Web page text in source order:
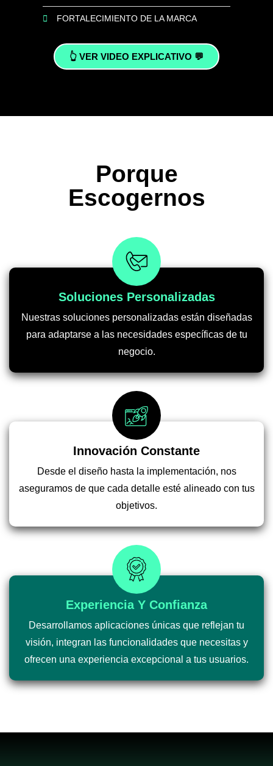
FORTALECIMIENTO DE LA MARCA
👆 VER VIDEO EXPLICATIVO 💬
Porque
Escogernos
Soluciones Personalizadas
Nuestras soluciones personalizadas están diseñadas
para adaptarse a las necesidades específicas de tu
negocio.
Innovación Constante
Desde el diseño hasta la implementación, nos
aseguramos de que cada detalle esté alineado con tus
objetivos.
Experiencia Y Confianza
Desarrollamos aplicaciones únicas que reflejan tu
visión, integran las funcionalidades que necesitas y
ofrecen una experiencia excepcional a tus usuarios.